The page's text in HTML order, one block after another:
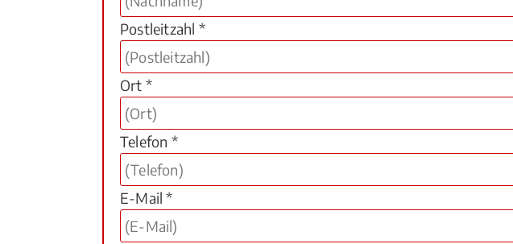
Postleitzahl *
Ort *
Telefon *
E-Mail *